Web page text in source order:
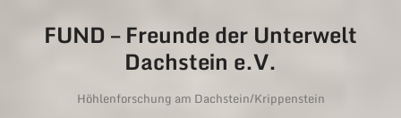
FUND – Freunde der Unterwelt
Dachstein e.V.
Höhlenforschung am Dachstein/Krippenstein